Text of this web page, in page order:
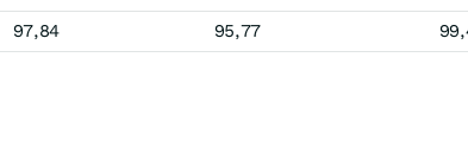
97,84 95,77